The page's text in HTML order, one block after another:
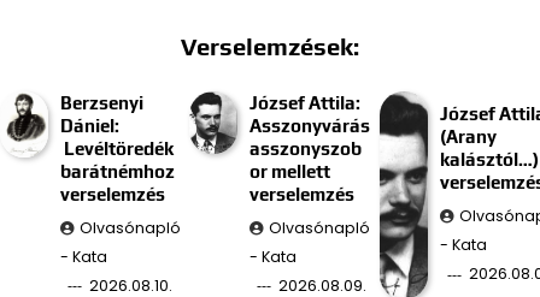
Verselemzések:
Berzsenyi
Dániel:
Levéltöredék
barátnémhoz
verselemzés
Olvasónapló
- Kata
2026.08.10.
József Attila:
Asszonyvárás
asszonyszob
or mellett
verselemzés
Olvasónapló
- Kata
2026.08.09.
József
(Arany
kalásztól…)
- Kata